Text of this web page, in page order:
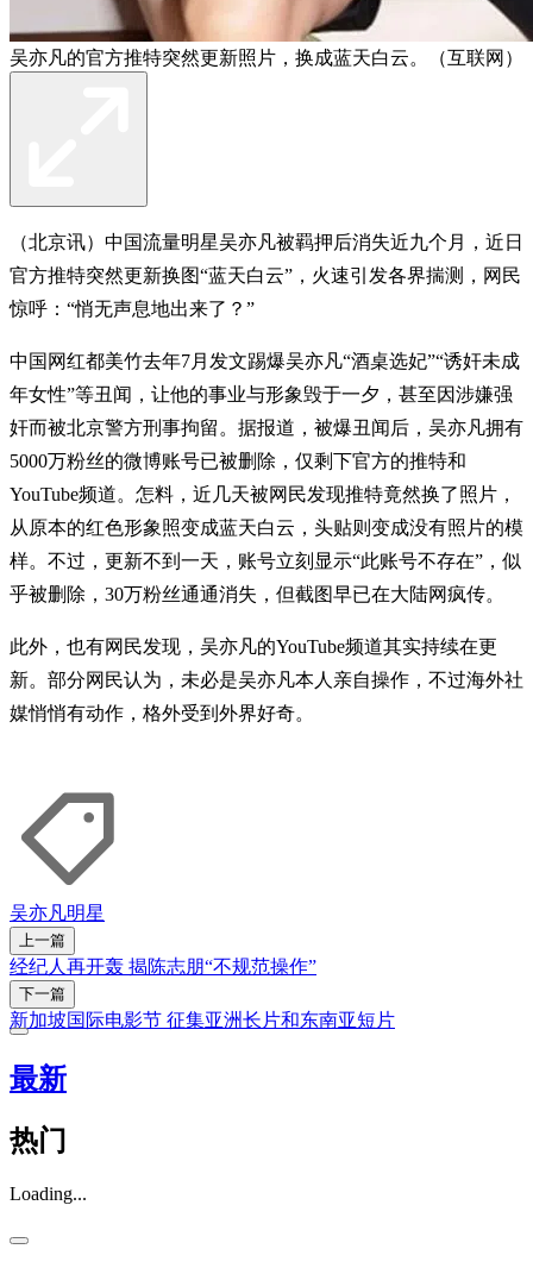
吴亦凡的官方推特突然更新照片，换成蓝天白云。（互联网）
（北京讯）中国流量明星吴亦凡被羁押后消失近九个月，近日
官方推特突然更新换图“蓝天白云”，火速引发各界揣测，网民
惊呼：“悄无声息地出来了？”
中国网红都美竹去年7月发文踢爆吴亦凡“酒桌选妃”“诱奸未成
年女性”等丑闻，让他的事业与形象毁于一夕，甚至因涉嫌强
奸而被北京警方刑事拘留。据报道，被爆丑闻后，吴亦凡拥有
5000万粉丝的微博账号已被删除，仅剩下官方的推特和
YouTube频道。怎料，近几天被网民发现推特竟然换了照片，
从原本的红色形象照变成蓝天白云，头贴则变成没有照片的模
样。不过，更新不到一天，账号立刻显示“此账号不存在”，似
乎被删除，30万粉丝通通消失，但截图早已在大陆网疯传。
此外，也有网民发现，吴亦凡的YouTube频道其实持续在更
新。部分网民认为，未必是吴亦凡本人亲自操作，不过海外社
媒悄悄有动作，格外受到外界好奇。
吴亦凡明星
上一篇
经纪人再开轰 揭陈志朋“不规范操作”
下一篇
新加坡国际电影节 征集亚洲长片和东南亚短片
最新
热门
Loading...